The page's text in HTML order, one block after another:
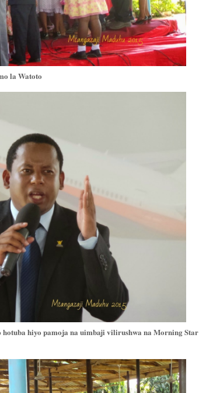
la Watoto
hiyo pamoja na uimbaji vilirushwa na Morning Star